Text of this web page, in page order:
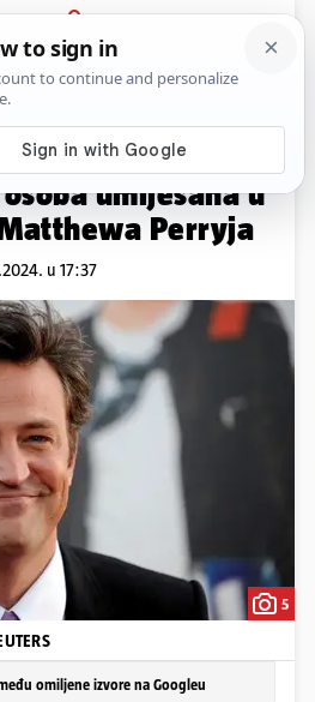
PRIJAVA
Show Komentari
ljekarne': Još
umiješana u
Perryja
u 17:37
5
omiljene izvore na Googleu